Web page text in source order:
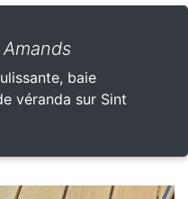
baie
véranda sur Sint